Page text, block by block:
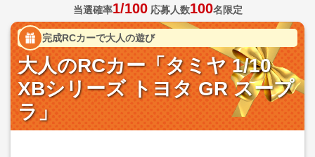
当選確率1/100応募人数100名限定
完成RCカーで大人の遊び
大人のRCカー「タミヤ 1/10
XBシリーズ トヨタ GR スープ
ラ」